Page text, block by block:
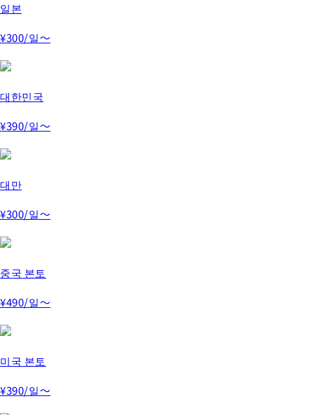
일본
¥300/일～
대한민국
¥390/일～
대만
¥300/일～
중국 본토
¥490/일～
미국 본토
¥390/일～